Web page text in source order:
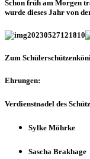
Schon früh am Morgen
wurde dieses Jahr von
Zum
Ehrungen:
Verdienstnadel des
Sylke Möhrke
Sascha Brakhage